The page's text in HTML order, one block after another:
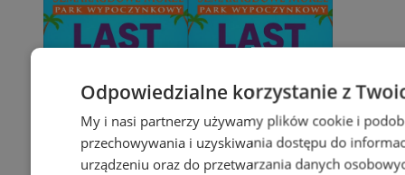
Odpowiedzialne korzystanie z
My i nasi partnerzy używamy plików cookie i
przechowywania i uzyskiwania dostępu do
urządzeniu oraz do przetwarzania danych